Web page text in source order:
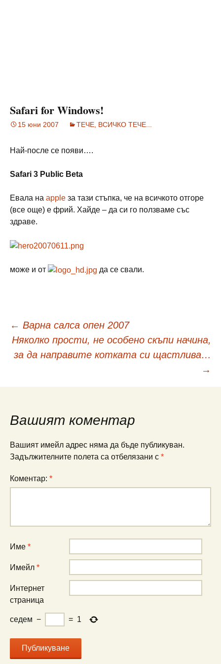
Safari for Windows!
15 юни 2007 ТЕЧЕ, ВСИЧКО ТЕЧЕ...
Най-после се появи….
Safari 3 Public Beta
Евала на apple за тази стъпка, че на всичкото отгоре
(все още) е фрий. Хайде – да си го ползваме със
здраве.
може и от да се свали.
Навигация
публикациите
← Варна салса опен 2007
Няколко прости, не особено скъпи начина,
за да направите котката си щастлива…
→
Вашият коментар
Вашият имейл адрес няма да бъде публикуван.
Задължителните полета са отбелязани с *
Коментар: *
Име *
Имейл *
Интернет
страница
седем − = 1